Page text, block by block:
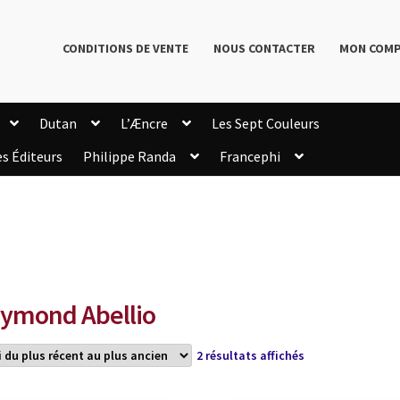
CONDITIONS DE VENTE NOUS CONTACTER MON
Dutan L’Æncre
Les Sept Couleurs
Éditeurs Philippe Randa
Francephi
Abellio
2 résultats affichésTrié